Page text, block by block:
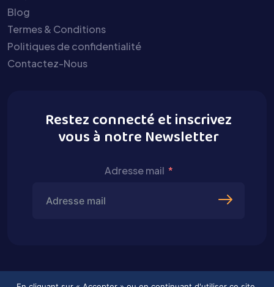
Blog
Termes & Conditions
Politiques de confidentialité
Contactez-Nous
Restez connecté et inscrivez
vous à notre Newsletter
Adresse mail